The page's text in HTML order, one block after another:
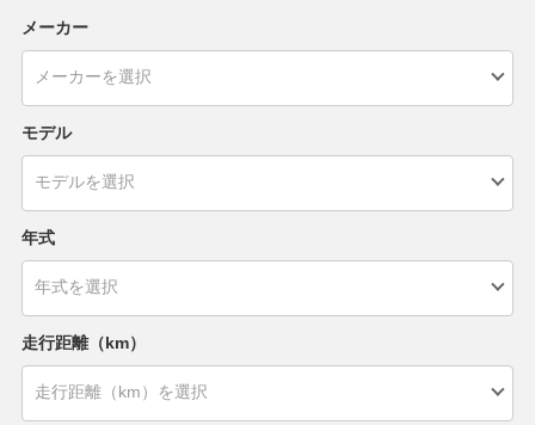
メーカー
モデル
年式
走行距離（km）